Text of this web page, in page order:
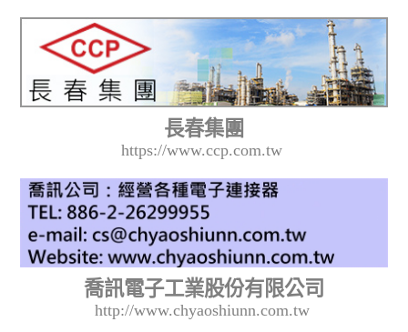
長春集團
https://www.ccp.com.tw
喬訊電子工業股份有限公司
http://www.chyaoshiunn.com.tw